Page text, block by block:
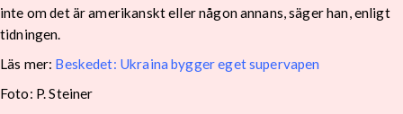
inte om det är amerikanskt eller någon annans, säger han, enligt
tidningen.
Läs mer: Beskedet: Ukraina bygger eget supervapen
Foto: P. Steiner